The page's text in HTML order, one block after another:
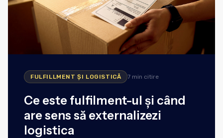
FULFILLMENT ȘI LOGISTICĂ 7 min citire
Ce este fulfilment-ul și când
are sens să externalizezi
logistica